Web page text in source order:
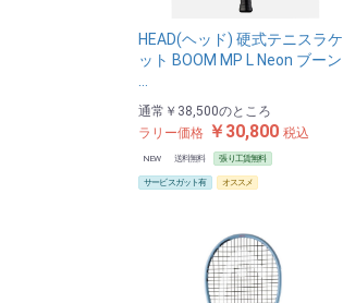
HEAD(ヘッド) 硬式テニスラケ
ット BOOM MP L Neon ブーン
通常 ￥38,500のところ
ラリー価格 ￥30,800 税込
NEW 送料無料 張り工賃無料
サービスガット有 オススメ